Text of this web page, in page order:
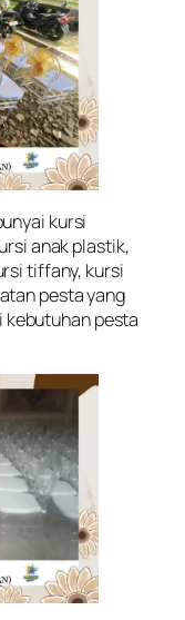
kursi
anak plastik,
tiffany, kursi
pesta yang
kebutuhan pesta